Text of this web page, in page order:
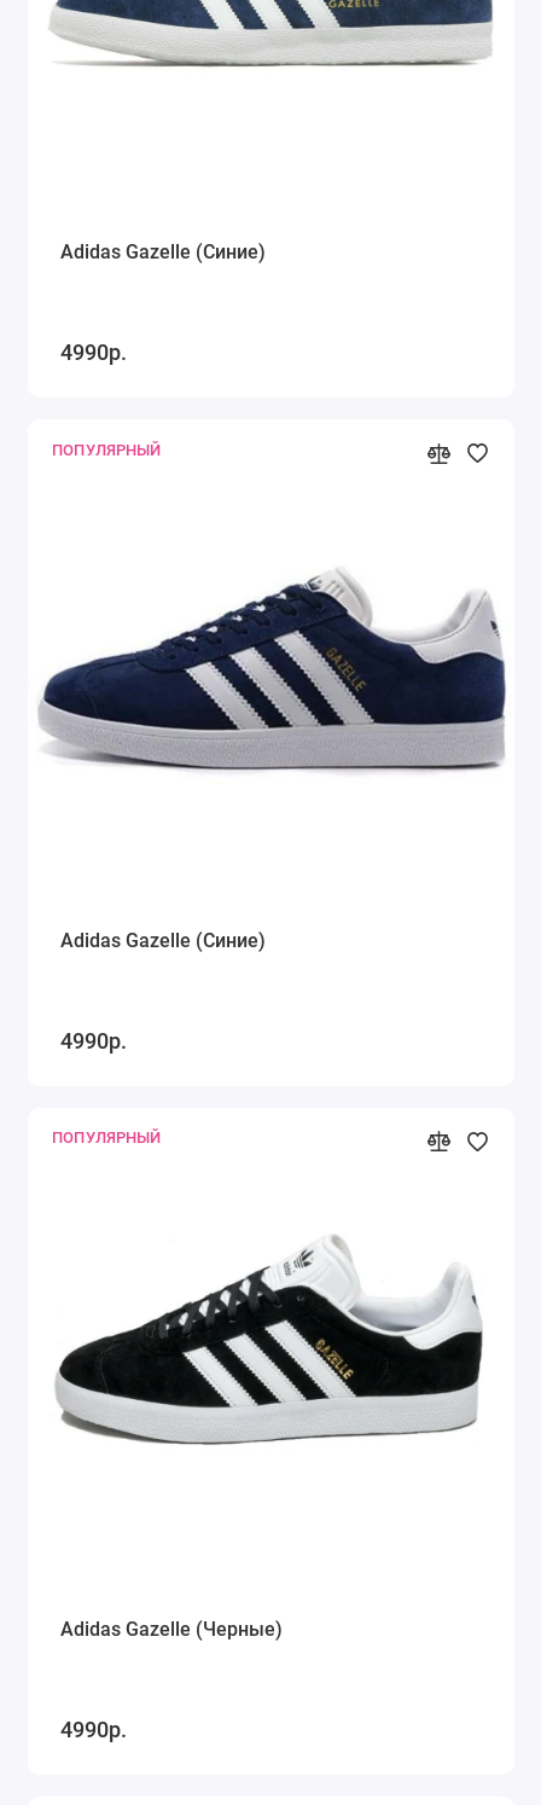
Кроссовки Saucony
Dr. Martens
Ugg Australia
Показать все
Adidas Gazelle (Синие)
4990р.
ПОПУЛЯРНЫЙ
Adidas Gazelle (Синие)
4990р.
ПОПУЛЯРНЫЙ
Adidas Gazelle (Черные)
4990р.